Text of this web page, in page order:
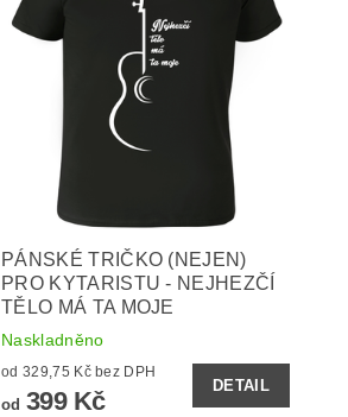
PÁNSKÉ TRIČKO (NEJEN)
PRO KYTARISTU - NEJHEZČÍ
TĚLO MÁ TA MOJE
Naskladněno
od 329,75 Kč bez DPH
od 399 Kč
DETAIL